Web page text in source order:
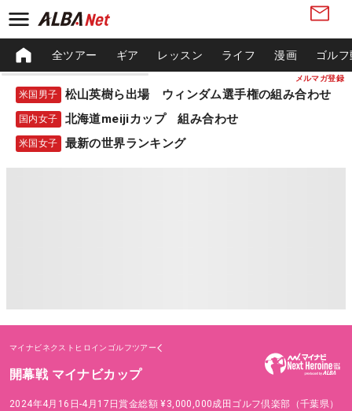
メルマガ登録
全ツアー ギア レッスン ライフ 漫画 ゴル
米国男子 松山英樹ら出場 ウィンダム選手権の組み合わせ
国内女子 北海道meijiカップ 組み合わせ
米国女子 最新の世界ランキング
マイナビネクストヒロインゴルフツアー
開幕戦 マイナビカップ
2024年4月16日-4月17日賞金総額 ¥3,000,000成田ゴルフ倶楽部（千葉県）